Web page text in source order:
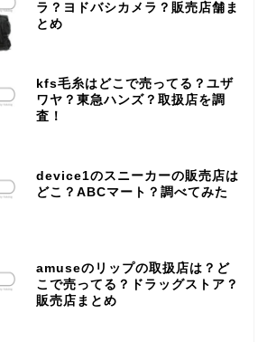
ラ？ヨドバシカメラ？販売店舗ま
とめ
kfs毛糸はどこで売ってる？ユザ
ワヤ？東急ハンズ？取扱店を調
査！
device1のスニーカーの販売店は
どこ？ABCマート？調べてみた
amuseのリップの取扱店は？ど
こで売ってる？ドラッグストア？
販売店まとめ